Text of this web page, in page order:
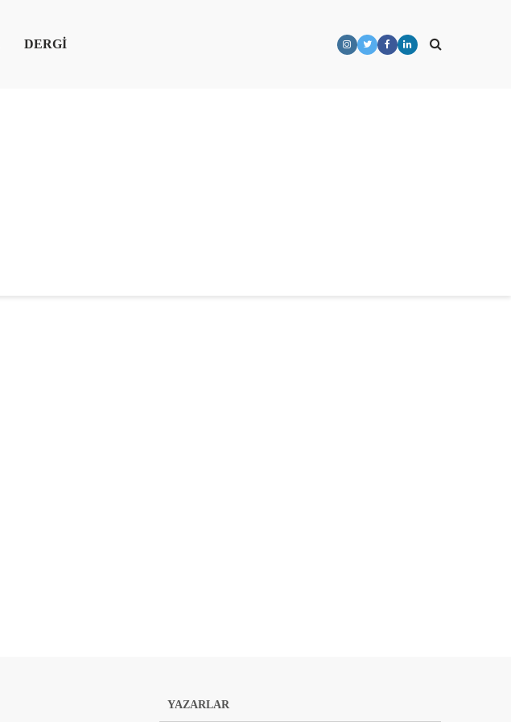
DERGİ
YAZARLAR